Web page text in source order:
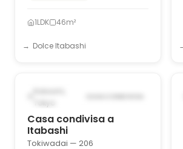
1LDK 46m²
Dolce Itabashi
POSSIBILMENTE DAL OCT 11,
Casa condivisa a
Itabashi
Tokiwadai — 206